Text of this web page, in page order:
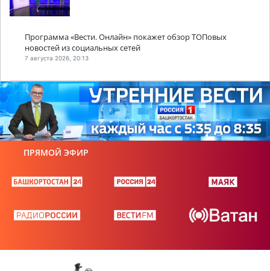
Программа «Вести. Онлайн» покажет обзор ТОПовых
новостей из социальных сетей
7 августа 2026, 20:13
ПРЯМОЙ ЭФИР